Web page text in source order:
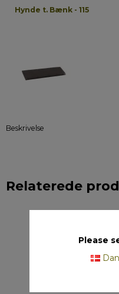
Hynde t. Bænk - 115
Beskrivelse
Relaterede
Please